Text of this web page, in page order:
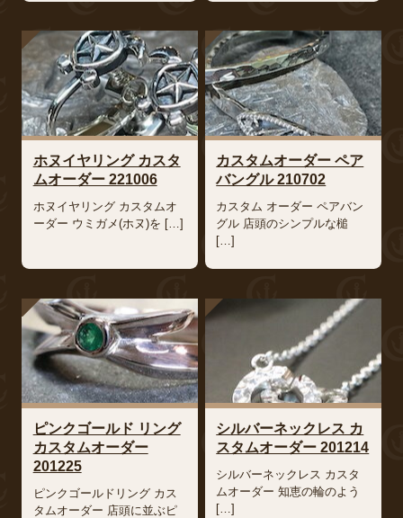
ホヌイヤリング カスタ
ムオーダー 221006
ホヌイヤリング カスタムオ
ーダー ウミガメ(ホヌ)を […]
カスタムオーダー ペア
バングル 210702
カスタム オーダー ペアバン
グル 店頭のシンプルな槌
[…]
ピンクゴールド リング
カスタムオーダー
201225
ピンクゴールドリング カス
タムオーダー 店頭に並ぶピ
シルバーネックレス カ
スタムオーダー 201214
シルバーネックレス カスタ
ムオーダー 知恵の輪のよう
[…]